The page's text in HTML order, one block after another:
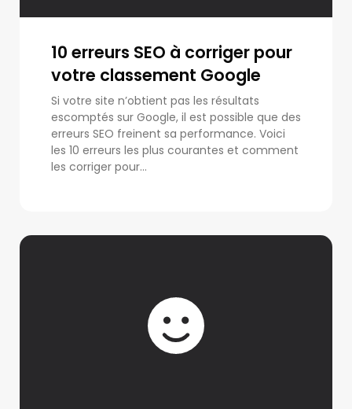
10 erreurs SEO à corriger pour
votre classement Google
Si votre site n’obtient pas les résultats
escomptés sur Google, il est possible que des
erreurs SEO freinent sa performance. Voici
les 10 erreurs les plus courantes et comment
les corriger pour...